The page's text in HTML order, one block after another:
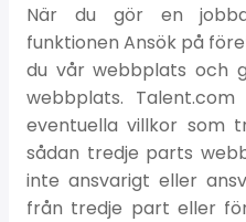
När du gör en
funktionen Ansök på
du vår webbplats och
webbplats.
eventuella villkor som
sådan tredje parts
inte ansvarigt eller
från tredje part eller